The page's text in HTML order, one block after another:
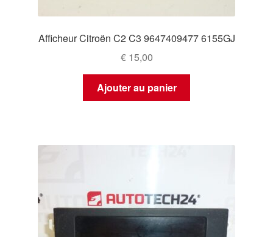
Afficheur Citroën C2 C3 9647409477 6155GJ
€15,00
Ajouter au panier